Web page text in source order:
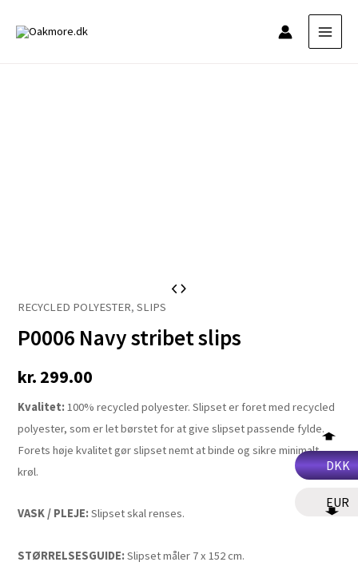
DKK
EUR
RECYCLED POLYESTER,SLIPS
P0006 Navy stribet slips
kr. 299.00
Kvalitet: 100% recycled polyester. Slipset er foret med recycled
polyester, som er let børstet for at give slipset passende fylde.
Forets høje kvalitet gør slipset nemt at binde og sikre minimalt
krøl.
VASK / PLEJE: Slipset skal renses.
STØRRELSESGUIDE: Slipset måler 7 x 152 cm.
Navy
stribet
antal